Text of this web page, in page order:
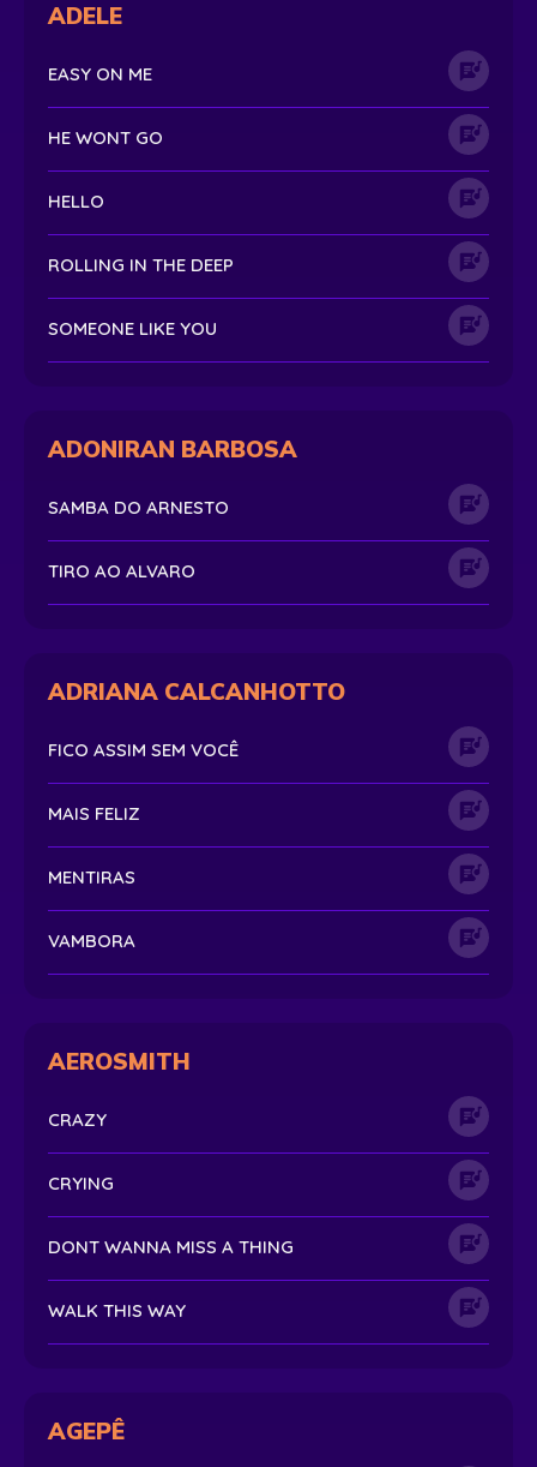
ADELE
EASY ON ME
HE WONT GO
HELLO
ROLLING IN THE DEEP
SOMEONE LIKE YOU
ADONIRAN BARBOSA
SAMBA DO ARNESTO
TIRO AO ALVARO
ADRIANA CALCANHOTTO
FICO ASSIM SEM VOCÊ
MAIS FELIZ
MENTIRAS
VAMBORA
AEROSMITH
CRAZY
CRYING
DONT WANNA MISS A THING
WALK THIS WAY
AGEPÊ